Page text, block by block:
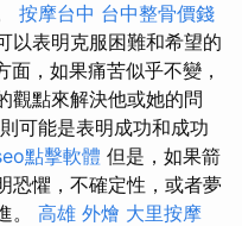
按摩台中 台中整骨價錢
以表明克服困難和希望的
面，如果痛苦似乎不變，
觀點來解決他或她的問
可能是表明成功和成功
點擊軟體 但是，如果箭
恐懼，不確定性，或者夢
。 高雄 外燴 大里按摩